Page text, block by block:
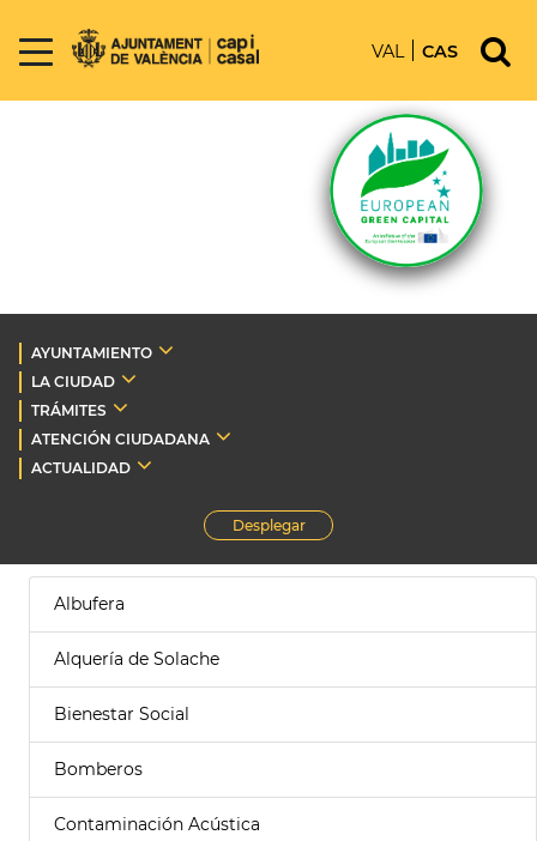
VAL CAS
AYUNTAMIENTO
LA CIUDAD
TRÁMITES
ATENCIÓN CIUDADANA
ACTUALIDAD
Desplegar
Albufera
Alquería de Solache
Bienestar Social
Bomberos
Contaminación Acústica